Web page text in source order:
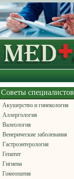
Советы специалистов
Акушерство и гинекология
Аллергология
Валеология
Венерические заболевания
Гастроэнтерология
Гепатит
Гигиена
Гомеопатия